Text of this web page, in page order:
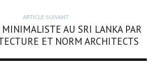
ARTICLE SUIVANT
MINIMALISTE AU SRI LANKA PAR
ET NORM ARCHITECTS